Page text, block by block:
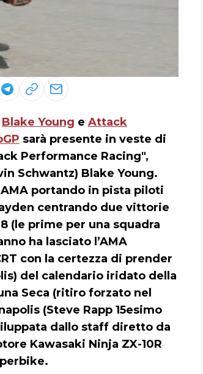
Blake Young e Attack
sarà presente in veste di
Performance Racing",
Schwantz) Blake Young.
portando in pista piloti
centrando due vittorie
(le prime per una squadra
ha lasciato l’AMA
con la certezza di prender
del calendario iridato della
Seca (ritiro forzato nel
(Steve Rapp 15esimo
dallo staff diretto da
Kawasaki Ninja ZX-10R